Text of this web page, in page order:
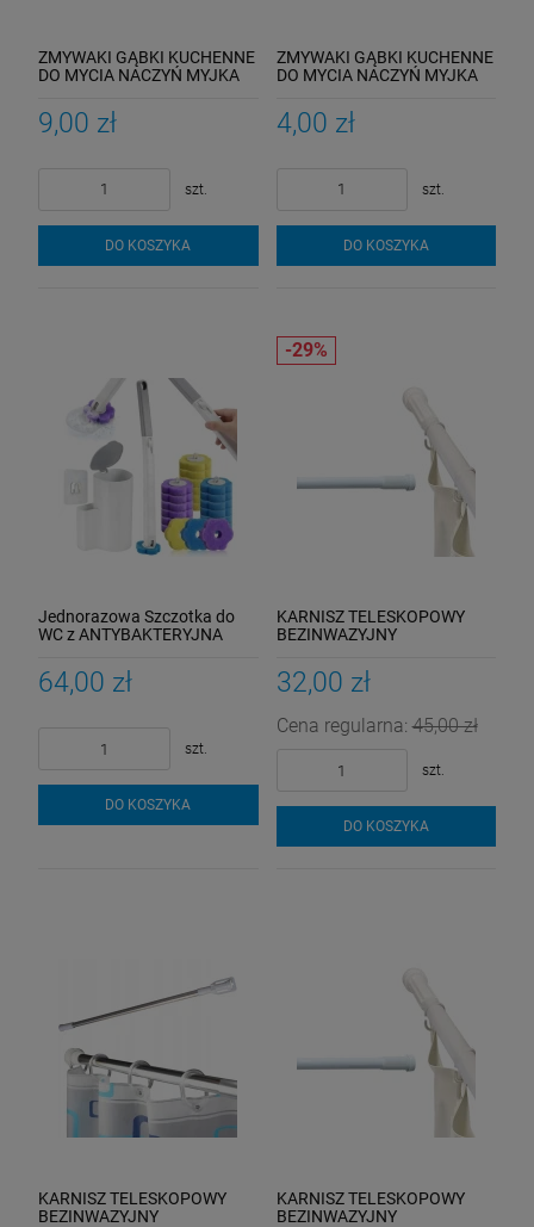
ZMYWAKI GĄBKI KUCHENNE
DO MYCIA NACZYŃ MYJKA
9,00 zł
szt.
DO KOSZYKA
ZMYWAKI GĄBKI KUCHENNE
DO MYCIA NACZYŃ MYJKA
4,00 zł
szt.
DO KOSZYKA
Jednorazowa Szczotka do
WC z ANTYBAKTERYJNA
Wkłady toaleta
64,00 zł
szt.
DO KOSZYKA
KARNISZ TELESKOPOWY
BEZINWAZYJNY
Salonowy ŁAZIENKOWY
32,00 zł
Cena regularna:45,00 zł
szt.
DO KOSZYKA
KARNISZ TELESKOPOWY
BEZINWAZYJNY
KARNISZ TELESKOPOWY
BEZINWAZYJNY